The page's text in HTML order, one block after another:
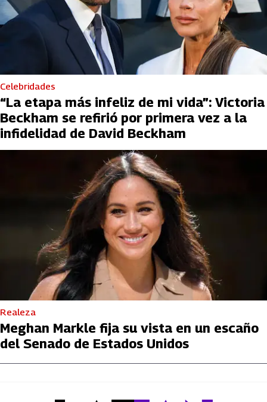
Celebridades
“La etapa más infeliz de mi vida”: Victoria
Beckham se refirió por primera vez a la
infidelidad de David Beckham
Realeza
Meghan Markle fija su vista en un escaño
del Senado de Estados Unidos